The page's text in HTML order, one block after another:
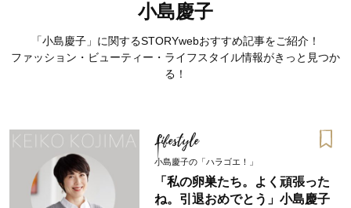
小島慶子
「小島慶子」に関するSTORYwebおすすめ記事をご紹介！
ファッション・ビューティー・ライフスタイル情報がきっと見つか
る！
Lifestyle
小島慶子の「ハラゴエ！」
「私の卵巣たち。よく頑張った
ね。引退おめでとう」小島慶子